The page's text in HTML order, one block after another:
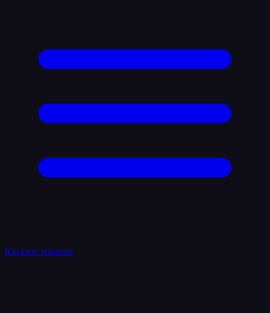
Каталог товаров